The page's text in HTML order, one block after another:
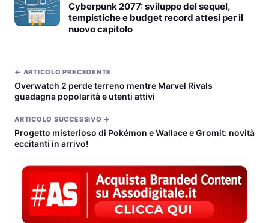
Cyberpunk 2077: sviluppo del sequel,
tempistiche e budget record attesi per il
nuovo capitolo
← ARTICOLO PRECEDENTE
Overwatch 2 perde terreno mentre Marvel Rivals
guadagna popolarità e utenti attivi
ARTICOLO SUCCESSIVO →
Progetto misterioso di Pokémon e Wallace e Gromit: novità
eccitanti in arrivo!